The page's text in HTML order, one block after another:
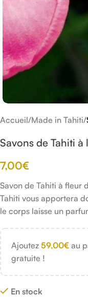
Accueil Made in Tahiti
Savons de Tahiti
7,00€
Savon de Tahiti à fleur
Tahiti vous apportera
le corps laisse un
Ajoutez 59,00€ au
gratuite !
En stock